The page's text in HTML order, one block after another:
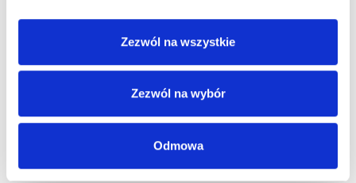
Zezwól na wszystkie
Zezwól na wybór
Odmowa
na początku 2011 roku. To będzie spora podwyżka,
bowiem według aktualnego taryfikatora (kategoria B)
Oznacza to, że zdający oba egzaminy zapłaci więcej o
71 zł. WORD-y chcą podwyżek, bo wszystko wskazuje
na to, że przez kolejne lata egzaminów przybywać nie
szukają oszczędności, świadomie obniżając zdawalność.
Według nich wynosi ona już tylko 20 proc. Kolejnym